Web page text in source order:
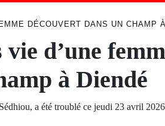
DÉCOUVERT DANS UN CHAMP
d’une
à Diendé
a été troublé ce jeudi 23 avril